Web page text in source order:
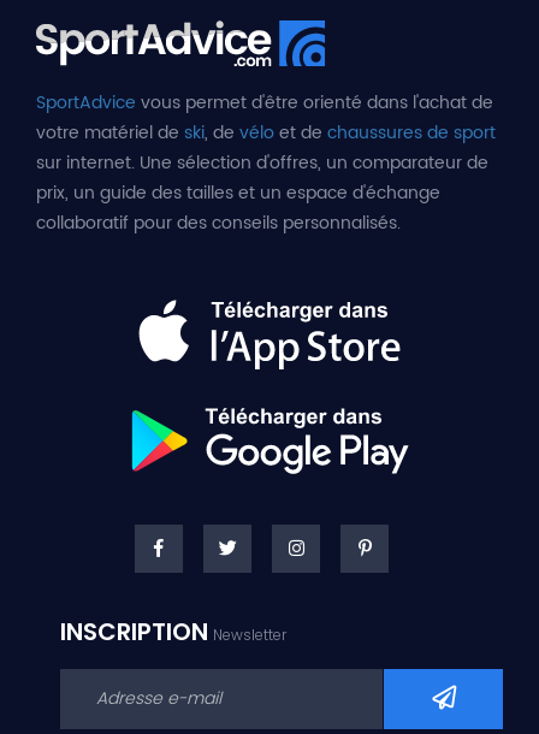
SportAdvice vous permet d'être orienté dans l'achat de
votre matériel de ski, de véloet de chaussures de sport
sur internet. Une sélection d'offres, un comparateur de
prix, un guide des tailles et un espace d'échange
collaboratif pour des conseils personnalisés.
INSCRIPTION Newsletter